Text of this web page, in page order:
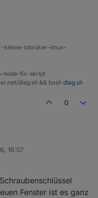
kleine-iobroker-linux-
node-fix-skript
diag.sh && bash diag.sh
0
dem Log. Und da steht
wird.
16:07
Fenster ist es ganz